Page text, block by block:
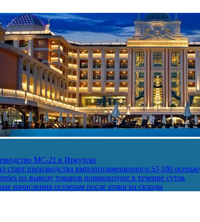
МС-21 в Иркутске
старт производства импортозамещенного SJ-100 осенью
по вывозу товаров нормализуют в течение суток
начисления селлерам после атаки на склады